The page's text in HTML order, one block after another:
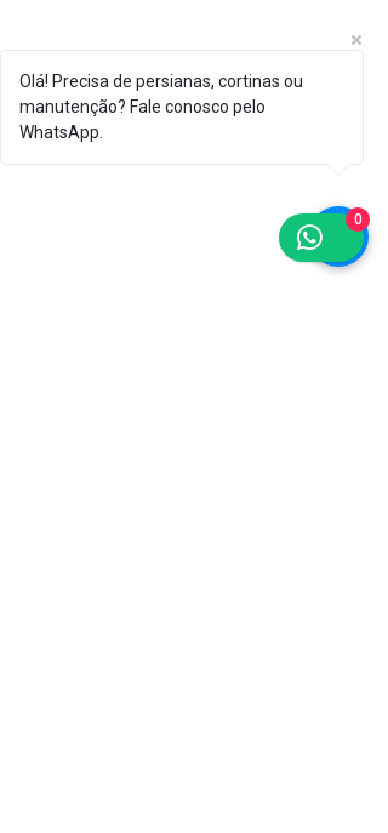
Olá! Precisa de persianas, cortinas ou
manutenção? Fale conosco pelo
WhatsApp.
0